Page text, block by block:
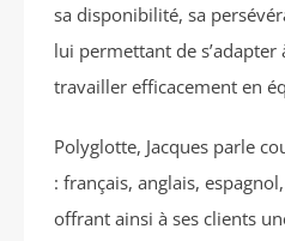
sa disponibilité, sa
lui permettant de
travailler efficacement en
Polyglotte, Jacques parle
: français, anglais,
offrant ainsi à ses clients